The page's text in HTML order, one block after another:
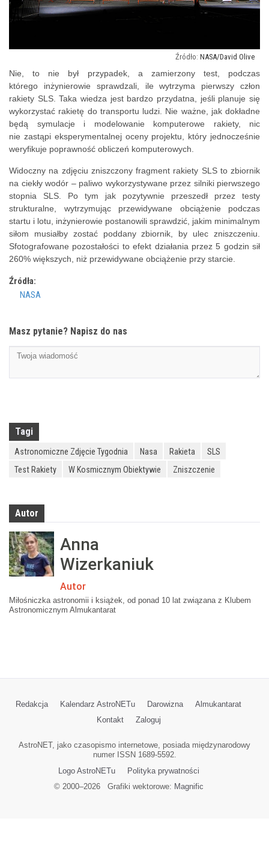
NASA/David Olive
Nie, to nie był przypadek, a zamierzony test, podczas
którego inżynierowie sprawdzali, ile wytrzyma pierwszy człon
rakiety SLS. Taka wiedza jest bardzo przydatna, jeśli planuje się
wykorzystać rakietę do transportu ludzi. Nie ważne, jak dokładne
będą symulacje i modelowanie komputerowe rakiety, nic
nie zastąpi eksperymentalnej oceny projektu, który jednocześnie
weryfikuje poprawność obliczeń komputerowych.
Widoczny na zdjęciu zniszczony fragment rakiety SLS to zbiornik
na ciekły wodór – paliwo wykorzystywane przez silniki pierwszego
stopnia SLS. Po tym jak pozytywnie przeszedł przez testy
strukturalne, wytrzymując przewidywane obciążenie podczas
startu i lotu, inżynierowie postanowili sprawdzić, jakim minimalnym
siłom musiałby zostać poddany zbiornik, by ulec zniszczeniu.
Sfotografowane pozostałości to efekt działania przez 5 godzin sił
260% większych, niż przewidywane obciążenie przy starcie.
Źródła:
NASA
Masz pytanie? Napisz do nas
Tagi
Astronomiczne Zdjęcie Tygodnia Nasa Rakieta
SLS
Test Rakiety
W Kosmicznym Obiektywie Zniszczenie
Autor
Anna
Wizerkaniuk
Autor
Miłośniczka astronomii i książek, od ponad 10 lat związana z Klubem
Astronomicznym Almukantarat
Redakcja Kalendarz AstroNETu Darowizna
Almukantarat
Kontakt
Zaloguj
AstroNET, jako czasopismo internetowe, posiada międzynarodowy
numer ISSN 1689-5592.
Logo AstroNETu
Polityka prywatności
© 2000–2026Grafiki wektorowe: Magnific